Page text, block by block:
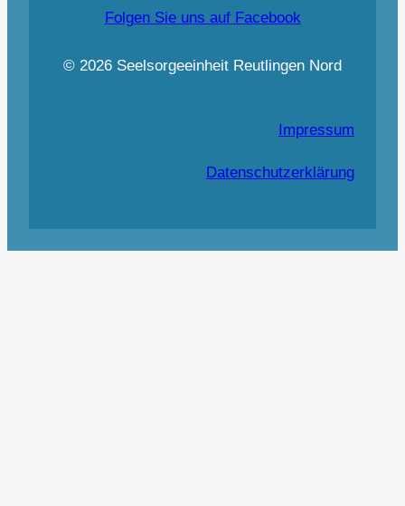
Folgen Sie uns auf Facebook
© 2026 Seelsorgeeinheit Reutlingen Nord
Impressum
Datenschutzerklärung